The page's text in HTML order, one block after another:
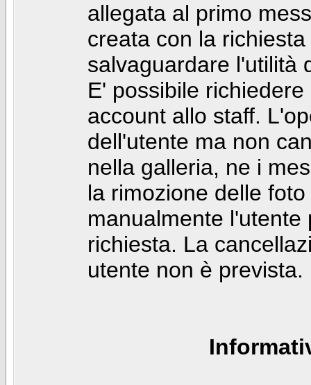
allegata al primo
creata con la
salvaguardare l'utilità
E' possibile
account allo staff.
dell'utente ma non
nella galleria, ne i
la rimozione delle
manualmente
richiesta. La
utente non è prevista.